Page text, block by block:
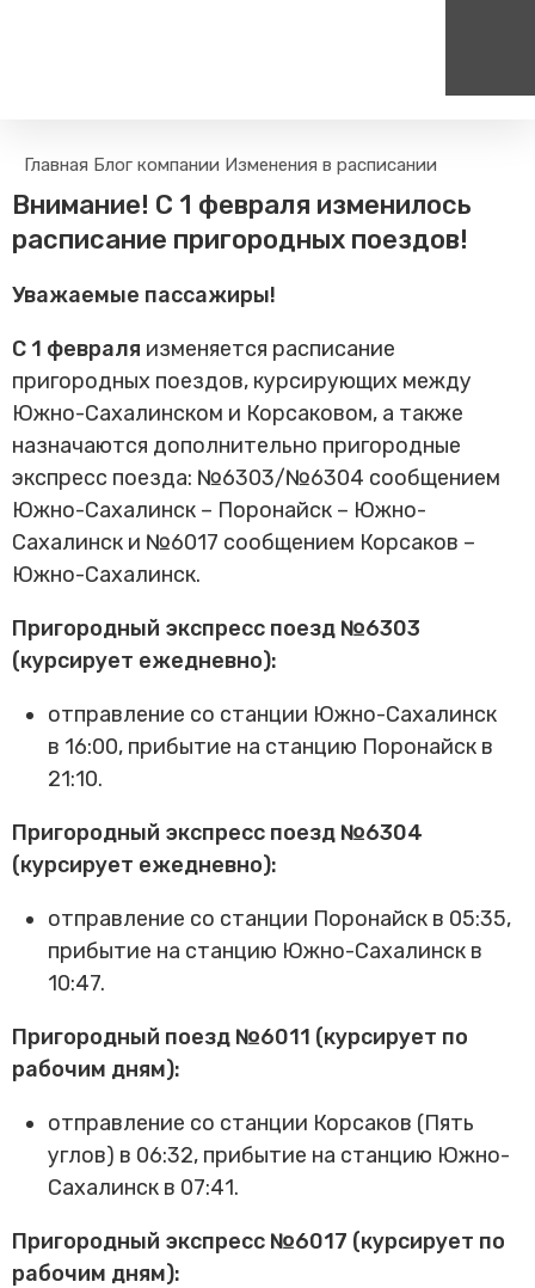
Пассажирам
Поиск по расписанию
Способы оплаты проезда
Правила
пассажирам
Прочие услуги
Моя карта попала в стоп-
лист
Трансфер пассажиров
Туризм
на сайт
Организованные туры
Единый номер вызова экстренных служб
112
Главная Блог компании Изменения в расписании
Внимание! С 1 февраля изменилось
расписание пригородных поездов!
Уважаемые пассажиры!
С 1 февраля изменяется расписание
пригородных поездов, курсирующих между
Южно-Сахалинском и Корсаковом, а также
назначаются дополнительно пригородные
экспресс поезда: №6303/№6304 сообщением
Южно-Сахалинск – Поронайск – Южно-
Сахалинск и №6017 сообщением Корсаков –
Южно-Сахалинск.
Пригородный экспресс поезд №6303
(курсирует ежедневно):
отправление со станции Южно-Сахалинск
в 16:00, прибытие на станцию Поронайск в
21:10.
Пригородный экспресс поезд №6304
(курсирует ежедневно):
отправление со станции Поронайск в 05:35,
прибытие на станцию Южно-Сахалинск в
10:47.
Пригородный поезд №6011 (курсирует по
рабочим дням):
отправление со станции Корсаков (Пять
углов) в 06:32, прибытие на станцию Южно-
Сахалинск в 07:41.
Пригородный экспресс №6017 (курсирует по
рабочим дням):